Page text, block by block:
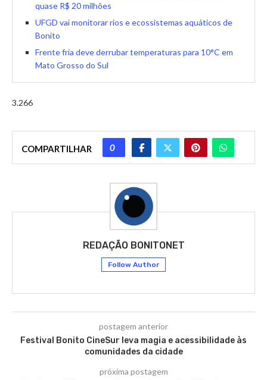
quase R$ 20 milhões
UFGD vai monitorar rios e ecossistemas aquáticos de
Bonito
Frente fria deve derrubar temperaturas para 10°C em
Mato Grosso do Sul
3.266
COMPARTILHAR 0
REDAÇÃO BONITONET
Follow Author
postagem anterior
Festival Bonito CineSur leva magia e acessibilidade às
comunidades da cidade
próxima postagem